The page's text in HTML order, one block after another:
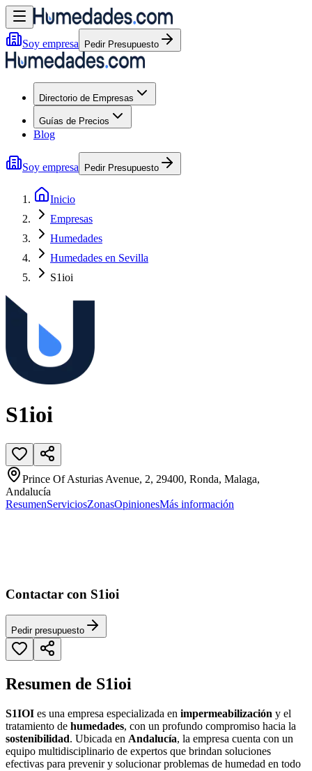
Soy empresa Pedir Presupuesto
Directorio de Empresas
Guías de Precios
Blog
Soy empresa Pedir Presupuesto
Inicio
Empresas
Humedades
Humedades en Sevilla
S1ioi
S1ioi
Prince Of Asturias Avenue, 2, 29400, Ronda, Malaga,
Andalucía
ResumenServiciosZonasOpinionesMás información
Contactar con S1ioi
Pedir presupuesto
Resumen de S1ioi
S1IOI es una empresa especializada en impermeabilización y el
tratamiento de humedades, con un profundo compromiso hacia la
sostenibilidad. Ubicada en Andalucía, la empresa cuenta con un
equipo multidisciplinario de expertos que brindan soluciones
efectivas para prevenir y solucionar problemas de humedad en todo